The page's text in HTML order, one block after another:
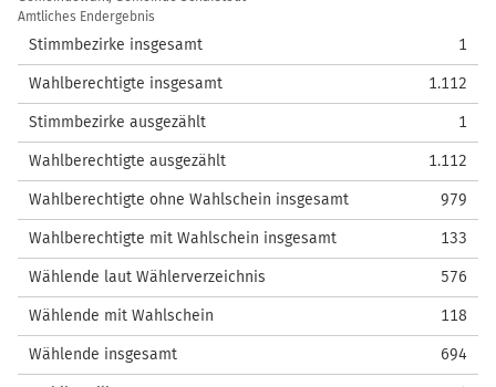
/
Wahlstatistik
Amtliches Endergebnis
Stimmbezirke insgesamt 1
Wahlberechtigte insgesamt 1.112
Stimmbezirke ausgezählt 1
Wahlberechtigte ausgezählt 1.112
Wahlberechtigte ohne Wahlschein insgesamt 979
Wahlberechtigte mit Wahlschein insgesamt 133
Wählende laut Wählerverzeichnis 576
Wählende mit Wahlschein 118
Wählende insgesamt 694